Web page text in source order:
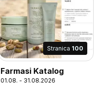
Stranica 100
Farmasi Katalog
01.08. - 31.08.2026